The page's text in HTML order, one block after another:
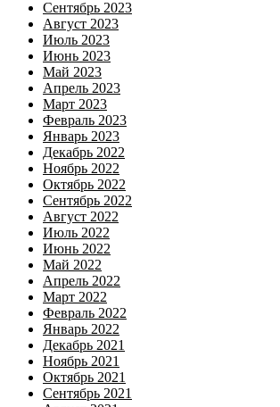
Сентябрь 2023
Август 2023
Июль 2023
Июнь 2023
Май 2023
Апрель 2023
Март 2023
Февраль 2023
Январь 2023
Декабрь 2022
Ноябрь 2022
Октябрь 2022
Сентябрь 2022
Август 2022
Июль 2022
Июнь 2022
Май 2022
Апрель 2022
Март 2022
Февраль 2022
Январь 2022
Декабрь 2021
Ноябрь 2021
Октябрь 2021
Сентябрь 2021